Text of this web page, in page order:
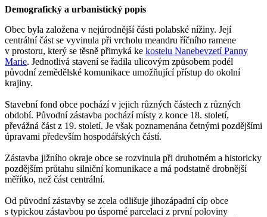
Demografický a urbanistický popis
Obec byla založena v nejúrodnější části polabské nížiny. Její
centrální část se vyvinula při vrcholu meandru říčního ramene
v prostoru, který se těsně přimyká ke kostelu Nanebevzetí Panny
Marie. Jednotlivá stavení se řadila ulicovým způsobem podél
původní zemědělské komunikace umožňující přístup do okolní
krajiny.
Stavební fond obce pochází v jejich různých částech z různých
období. Původní zástavba pochází místy z konce 18. století,
převážná část z 19. století. Je však poznamenána četnými pozdějšími
úpravami především hospodářských částí.
Zástavba jižního okraje obce se rozvinula při druhotném a historicky
pozdějším průtahu silniční komunikace a má podstatně drobnější
měřítko, než část centrální.
Od původní zástavby se zcela odlišuje jihozápadní cíp obce
s typickou zástavbou po úsporné parcelaci z první poloviny